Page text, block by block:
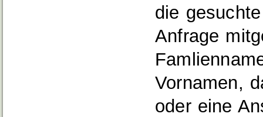
die
Anfrage
Vornamen,
oder eine